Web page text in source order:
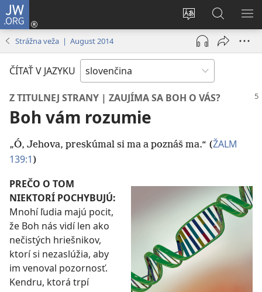
JW.ORG
Zmeniť
jazyk
stránky
Prihlásiť
sa
(otvorí
okno)
na
JW.ORG
Strážna veža | August 2014
ČÍTAŤ V JAZYKU
Z TITULNEJ STRANY | ZAUJÍMA SA BOH O VÁS?
Boh vám rozumie
„Ó, Jehova, preskúmal si ma a poznáš ma.“ ​(ŽALM
139:1 )
PREČO O TOM
NIEKTORÍ POCHYBUJÚ:
Mnohí ľudia majú pocit,
že Boh nás vidí len ako
nečistých hriešnikov,
ktorí si nezaslúžia, aby
im venoval pozornosť.
Kendru, ktorá trpí